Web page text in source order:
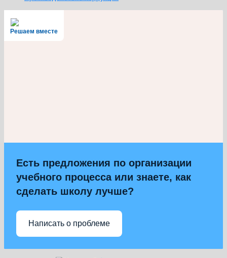
Решаем вместе
Есть предложения по организации
учебного процесса или знаете, как
сделать школу лучше?
Написать о проблеме